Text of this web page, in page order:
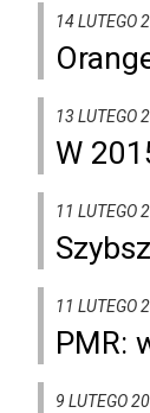
14 LUTEGO
13 LUTEGO
W
11 LUTEGO
11 LUTEGO
PMR:
9 LUTEGO